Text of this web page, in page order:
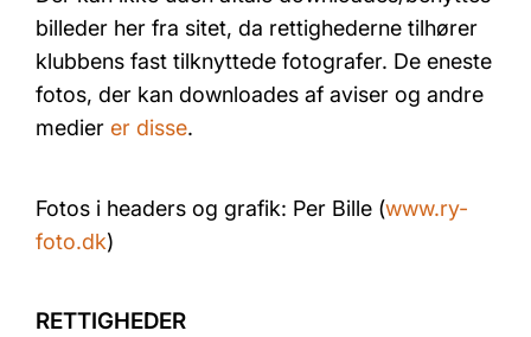
billeder her fra sitet, da rettighederne tilhører
klubbens fast tilknyttede fotografer. De eneste
fotos, der kan downloades af aviser og andre
medier er disse.
Fotos i headers og grafik: Per Bille (www.ry-
foto.dk)
RETTIGHEDER